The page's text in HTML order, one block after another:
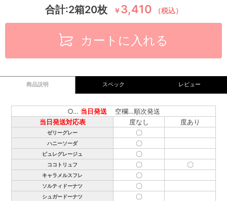
合計:2箱20枚 ￥3,410 （税込）
カートに入れる
商品説明 スペック レビュー
○… 当日発送
空欄…順次発送
当日発送対応表
度なし 度あり
ゼリーグレー 〇
ハニーソーダ 〇
ピュレグレージュ 〇
ココトリュフ 〇 〇
キャラメルスフレ 〇
ソルティドーナツ 〇
シュガードーナツ 〇